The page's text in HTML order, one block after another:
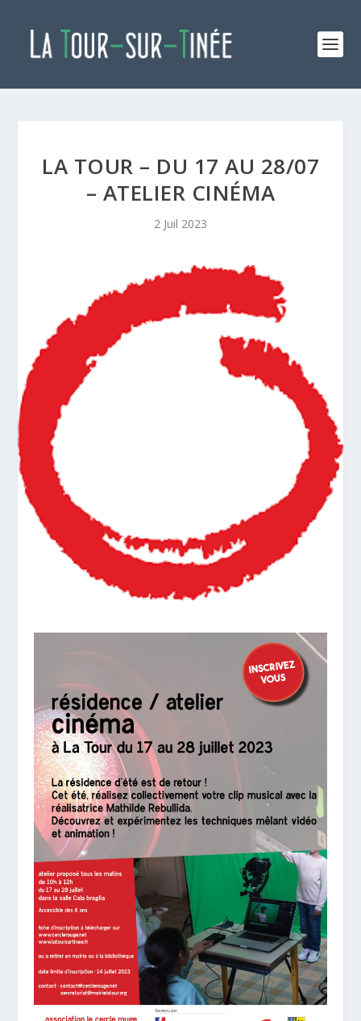
LA TOUR – DU 17 AU 28/07
– ATELIER CINÉMA
2 Juil 2023